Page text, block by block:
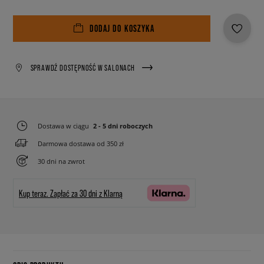
DODAJ DO KOSZYKA
SPRAWDŹ DOSTĘPNOŚĆ W SALONACH
Dostawa w ciągu 2 - 5 dni roboczych
Darmowa dostawa od 350 zł
30 dni na zwrot
Kup teraz. Zapłać za 30 dni z Klarną